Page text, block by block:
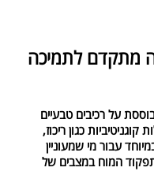
מתקדם לתמיכה
על רכיבים טבעיים
כגון ריכוז,
עבור מי שמעוניין
המוח במצבים של